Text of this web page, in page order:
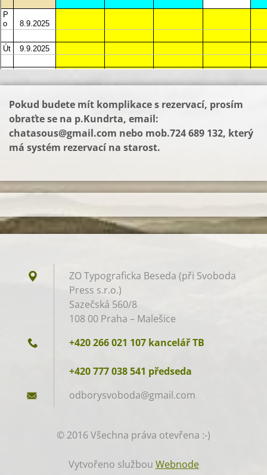
Pokud budete mít komplikace s rezervací, prosím
obraťte se na p.Kundrta, email:
chatasous@gmail.com nebo mob.724 689 132, který
má systém rezervací na starost.
ZO Typograficka Beseda (při Svoboda
Press s.r.o.)
Sazečská 560/8
108 00 Praha – Malešice
+420 266 021 107 kancelář TB
+420 777 038 541 předseda
odborysvoboda@gmail.com
© 2016 Všechna práva otevřena :-)
Vytvořeno službou Webnode